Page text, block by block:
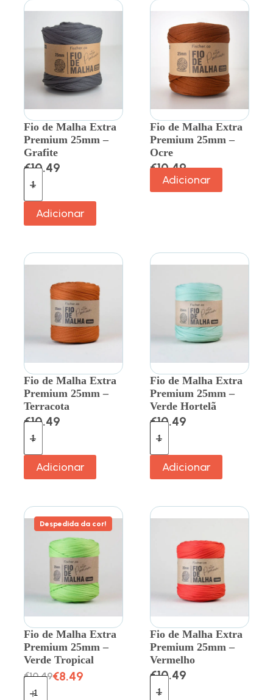
Fio de Malha Extra
Premium 25mm –
Grafite
€10.49
Adicionar
Fio de Malha Extra
Premium 25mm –
Ocre
€10.49
Adicionar
Fio de Malha Extra
Premium 25mm –
Terracota
€10.49
Adicionar
Fio de Malha Extra
Premium 25mm –
Verde Hortelã
€10.49
Adicionar
Despedida da cor!
Fio de Malha Extra
Premium 25mm –
Verde Tropical
€10.49€8.49
Fio de Malha Extra
Premium 25mm –
Vermelho
€10.49